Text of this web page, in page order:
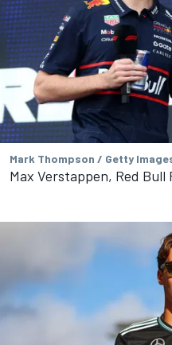
Mark Thompson / Getty
Max Verstappen, Red Bull